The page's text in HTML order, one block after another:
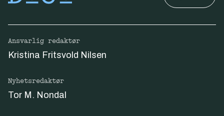
Ansvarlig redaktør
Kristina Fritsvold Nilsen
Nyhetsredaktør
Tor M. Nondal